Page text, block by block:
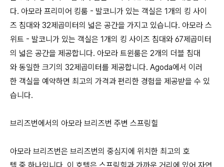
다. 아모라 프리미어 킹룸 - 발코니가 있는 객실은 1개의 킹 사이
즈 침대와 32제곱미터의 넓은 공간을 가지고 있습니다. 아모라 스
위트 - 발코니가 있는 객실은 1개의 킹 사이즈 침대와 67제곱미터
의 넓은 공간을 제공합니다. 아모라 트윈룸은 2개의 더블 침대
와 동일한 크기의 32제곱미터를 제공합니다. Agoda에서 이러
한 객실을 예약하면 최고의 가격과 편리한 경험을 제공받을 수 있
습니다.
브리즈번에서의 아모라 브리즈번 주변 스프링힐
아모라 브리즈번은 브리즈번의 중심지에 위치한 최고의 호